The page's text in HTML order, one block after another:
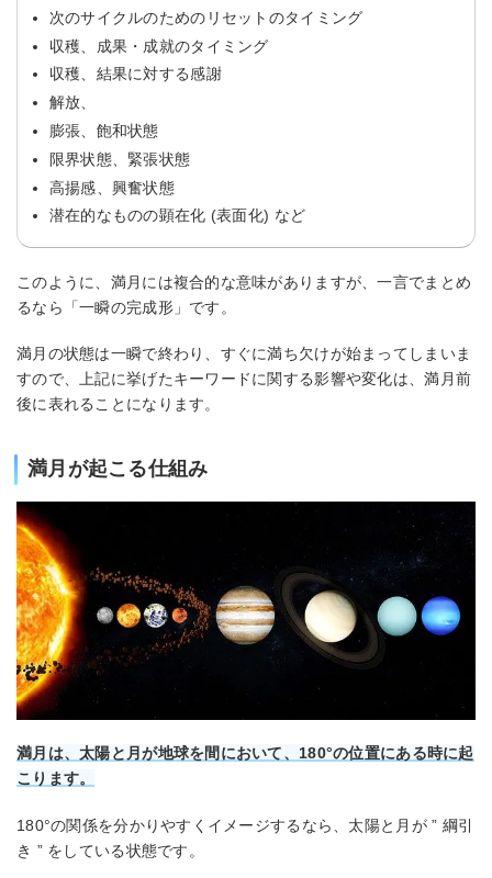
次のサイクルのためのリセットのタイミング
収穫、成果・成就のタイミング
収穫、結果に対する感謝
解放、
膨張、飽和状態
限界状態、緊張状態
高揚感、興奮状態
潜在的なものの顕在化 (表面化) など
このように、満月には複合的な意味がありますが、一言でまとめ
るなら「一瞬の完成形」です。
満月の状態は一瞬で終わり、すぐに満ち欠けが始まってしまいま
すので、上記に挙げたキーワードに関する影響や変化は、満月前
後に表れることになります。
満月が起こる仕組み
満月は、太陽と月が地球を間において、180°の位置にある時に起
こります。
180°の関係を分かりやすくイメージするなら、太陽と月が ” 綱引
き ” をしている状態です。